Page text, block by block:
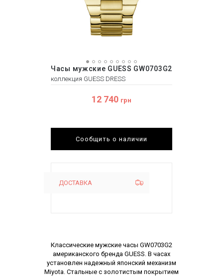
Часы мужские GUESS GW0703G2
коллекция GUESS DRESS
12 740 грн
Сообщить о наличии
ДОСТАВКА
Описание
Классические мужские часы GW0703G2
американского бренда GUESS. В часах
установлен надежный японский механизм
Miyota. Стальные с золотистым покрытием